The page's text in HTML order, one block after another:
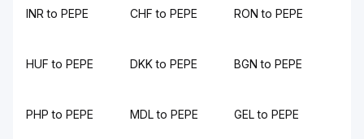
INR to PEPE CHF to PEPE RON to PEPE
HUF to PEPE DKK to PEPE BGN to PEPE
PHP to PEPE MDL to PEPE GEL to PEPE